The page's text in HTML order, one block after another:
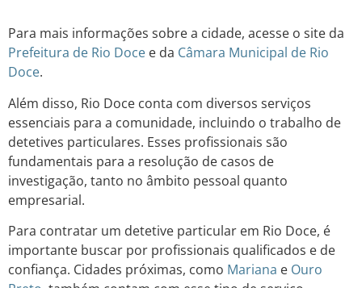
Para mais informações sobre a cidade, acesse o site da
Prefeitura de Rio Doce e da Câmara Municipal de Rio
Doce.
Além disso, Rio Doce conta com diversos serviços
essenciais para a comunidade, incluindo o trabalho de
detetives particulares. Esses profissionais são
fundamentais para a resolução de casos de
investigação, tanto no âmbito pessoal quanto
empresarial.
Para contratar um detetive particular em Rio Doce, é
importante buscar por profissionais qualificados e de
confiança. Cidades próximas, como Mariana e Ouro